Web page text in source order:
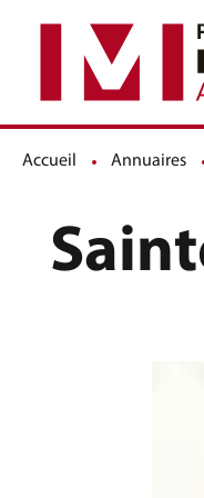
Accueil Annuaires